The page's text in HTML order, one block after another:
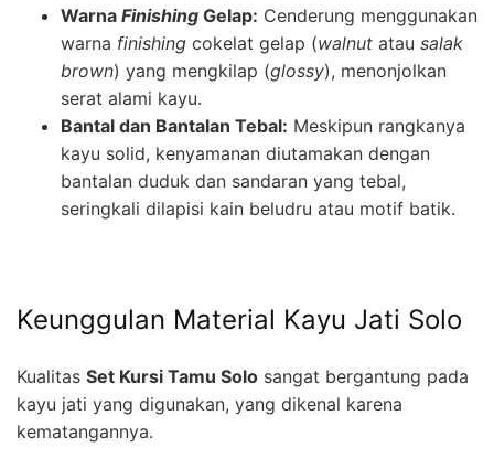
Warna Finishing Gelap: Cenderung menggunakan
warna finishing cokelat gelap (walnut atau salak
brown) yang mengkilap (glossy), menonjolkan
serat alami kayu.
Bantal dan Bantalan Tebal: Meskipun rangkanya
kayu solid, kenyamanan diutamakan dengan
bantalan duduk dan sandaran yang tebal,
seringkali dilapisi kain beludru atau motif batik.
Keunggulan Material Kayu Jati Solo
Kualitas Set Kursi Tamu Solo sangat bergantung pada
kayu jati yang digunakan, yang dikenal karena
kematangannya.